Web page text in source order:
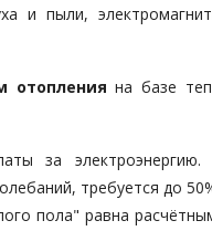
и пыли,
отопления на базе
за
требуется до
пола" равна